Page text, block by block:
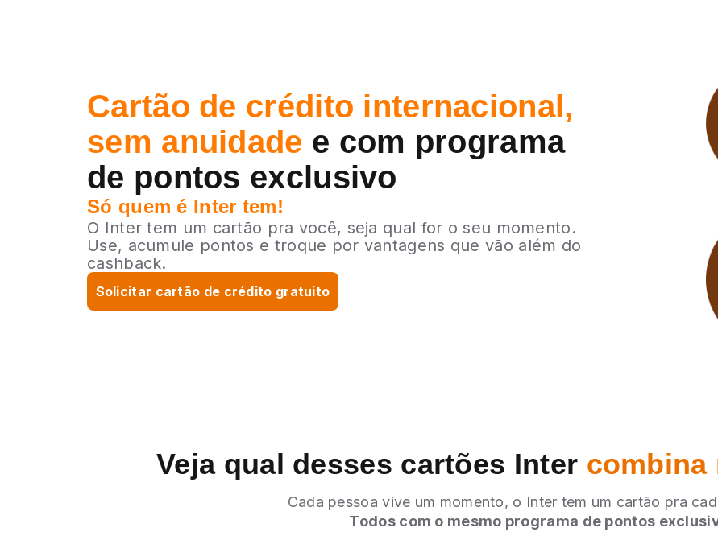
Cartão de crédito internacional,
sem anuidade e com programa
de pontos exclusivo
Só quem é Inter tem!
O Inter tem um cartão pra você, seja qual for o seu momento.
Use, acumule pontos e troque por vantagens que vão além do
cashback.
Solicitar cartão de crédito gratuito
Veja qual desses cartões Inter combina
Cada pessoa vive um momento, o Inter tem um cartão pra
Todos com o mesmo programa de pontos